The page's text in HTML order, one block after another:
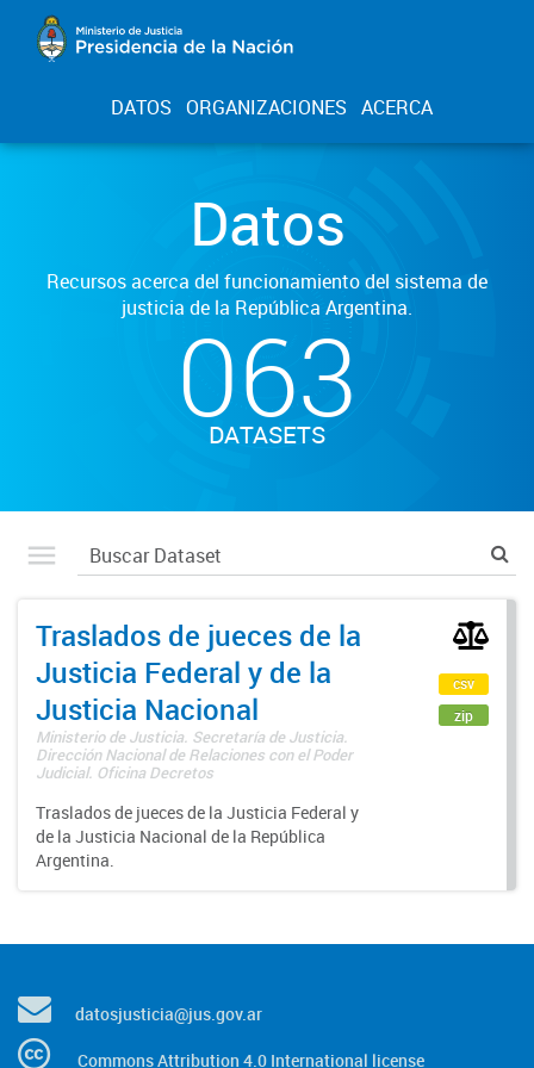
DATOS ORGANIZACIONES ACERCA
Datos
Recursos acerca del funcionamiento del sistema de
justicia de la República Argentina.
063
DATASETS
Traslados de jueces de la
Justicia Federal y de la
Justicia Nacional
Ministerio de Justicia. Secretaría de Justicia.
Dirección Nacional de Relaciones con el Poder
Judicial. Oficina Decretos
Traslados de jueces de la Justicia Federal y
de la Justicia Nacional de la República
Argentina.
csv
zip
datosjusticia@jus.gov.ar
Commons Attribution 4.0 International license